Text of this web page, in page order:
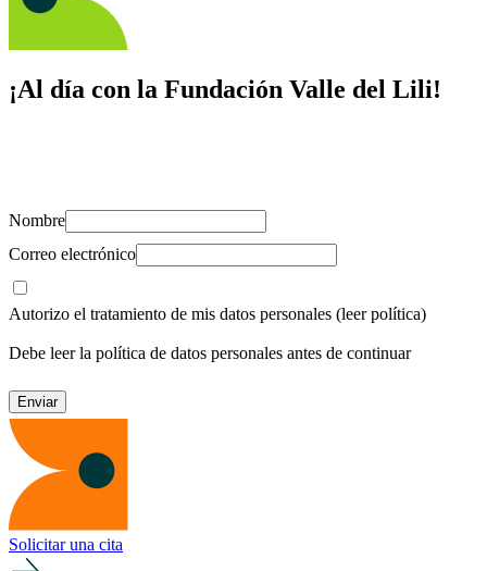
¡Al día con la Fundación Valle del Lili!
Nombre
Correo electrónico
Autorizo el tratamiento de mis datos personales (leer política)
Debe leer la política de datos personales antes de continuar
Solicitar una cita